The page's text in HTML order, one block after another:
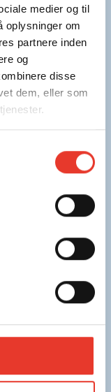
medier og til
oplysninger om
partnere inden
og
disse
dem, eller som